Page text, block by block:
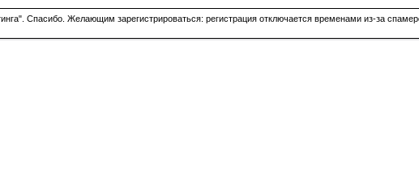
Спасибо. Желающим зарегистрироваться: регистрация отключается временами из-за